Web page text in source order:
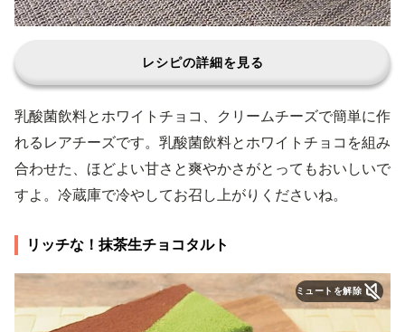
レシピの詳細を見る
乳酸菌飲料とホワイトチョコ、クリームチーズで簡単に作
れるレアチーズです。乳酸菌飲料とホワイトチョコを組み
合わせた、ほどよい甘さと爽やかさがとってもおいしいで
すよ。冷蔵庫で冷やしてお召し上がりくださいね。
リッチな！抹茶生チョコタルト
ミュートを解除